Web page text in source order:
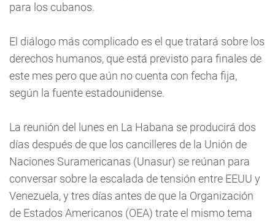
para los cubanos.
El diálogo más complicado es el que tratará sobre los
derechos humanos, que está previsto para finales de
este mes pero que aún no cuenta con fecha fija,
según la fuente estadounidense.
La reunión del lunes en La Habana se producirá dos
días después de que los cancilleres de la Unión de
Naciones Suramericanas (Unasur) se reúnan para
conversar sobre la escalada de tensión entre EEUU y
Venezuela, y tres días antes de que la Organización
de Estados Americanos (OEA) trate el mismo tema